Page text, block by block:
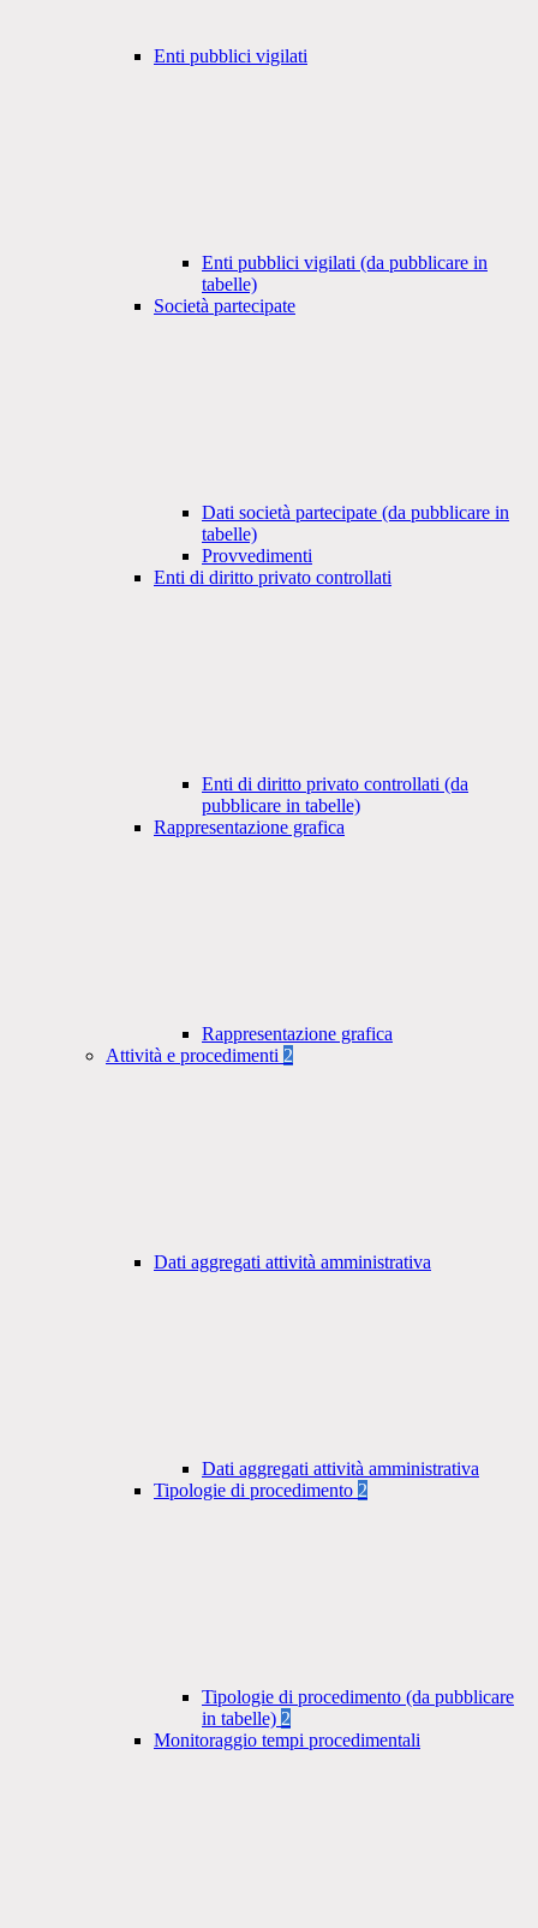
Enti pubblici vigilati
Enti pubblici vigilati (da pubblicare in
tabelle)
Società partecipate
Dati società partecipate (da pubblicare in
tabelle)
Provvedimenti
Enti di diritto privato controllati
Enti di diritto privato controllati (da
pubblicare in tabelle)
Rappresentazione grafica
Rappresentazione grafica
Attività e procedimenti 2
Dati aggregati attività amministrativa
Dati aggregati attività amministrativa
Tipologie di procedimento 2
Tipologie di procedimento (da pubblicare
in tabelle) 2
Monitoraggio tempi procedimentali